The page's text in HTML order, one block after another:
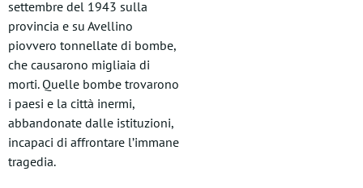
settembre del 1943 sulla
provincia e su Avellino
piovvero tonnellate di bombe,
che causarono migliaia di
morti. Quelle bombe trovarono
i paesi e la città inermi,
abbandonate dalle istituzioni,
incapaci di affrontare l’immane
tragedia.